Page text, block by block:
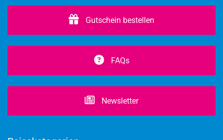
Gutschein bestellen
FAQs
Newsletter